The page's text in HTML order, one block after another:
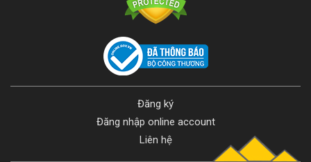
Đăng ký
Đăng nhập online account
Liên hệ